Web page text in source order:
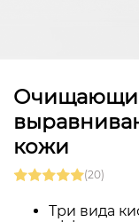
кожи
(20)
Три вида